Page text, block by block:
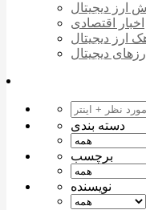
ارز دیجیتال
اخبار اقتصادی
ارز دیجیتال
دیجیتال
دسته بندی
برچسب
نویسنده